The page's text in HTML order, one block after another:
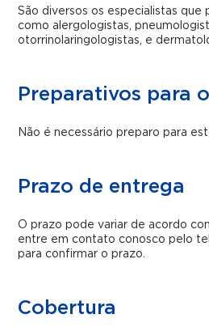
São diversos os especialistas que
como alergologistas,
otorrinolaringologistas, e
Preparativos para
Não é necessário preparo para
Prazo de entrega
O prazo pode variar de acordo
entre em contato conosco pelo
para confirmar o prazo.
Cobertura